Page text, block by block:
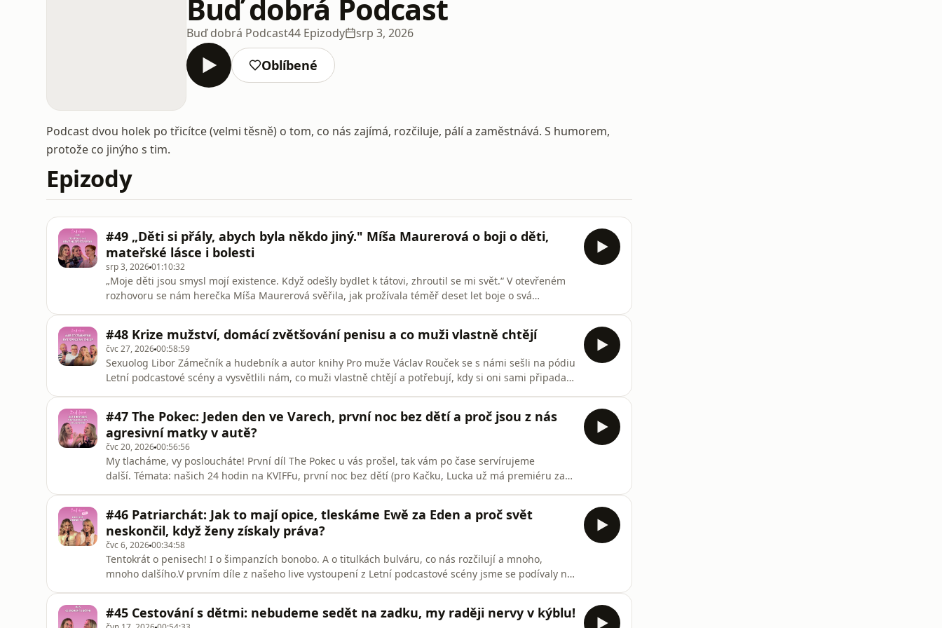
Buď dobrá Podcast
Buď dobrá Podcast44 Epizody srp 3, 2026
Oblíbené
Podcast dvou holek po třicítce (velmi těsně) o tom, co nás zajímá, rozčiluje, pálí a zaměstnává. S humorem,
protože co jinýho s tim.
Epizody
#49 „Děti si přály, abych byla někdo jiný." Míša Maurerová o boji o děti,
mateřské lásce i bolesti
srp 3, 202601:10:32
„Moje děti jsou smysl mojí existence. Když odešly bydlet k tátovi, zhroutil se mi svět.“ V otevřeném
rozhovoru se nám herečka Míša Maurerová svěřila, jak prožívala téměř deset let boje o svá
malých dětí jsme se ptaly i na t
#48 Krize mužství, domácí zvětšování penisu a co muži vlastně chtějí
čvc 27, 202600:58:59
Sexuolog Libor Zámečník a hudebník a autor knihy Pro muže Václav Rouček se s námi sešli na pódiu
Letní podcastové scény a vysvětlili nám, co muži vlastně chtějí a potřebují, kdy si oni sami připadají
buddo
#47 The Pokec: Jeden den ve Varech, první noc bez dětí a proč jsou z nás
agresivní matky v autě?
čvc 20, 202600:56:56
My tlacháme, vy posloucháte! První díl The Pokec u vás prošel, tak vám po čase servírujeme
další. Témata: našich 24 hodin na KVIFFu, první noc bez dětí (pro Kačku, Lucka už má premiéru za
jsme občas agresivn
#46 Patriarchát: Jak to mají opice, tleskáme Ewě za Eden a proč svět
neskončil, když ženy získaly práva?
čvc 6, 202600:34:58
Tentokrát o penisech! I o šimpanzích bonobo. A o titulkách bulváru, co nás rozčilují a mnoho,
mnoho dalšího.V prvním díle z našeho live vystoupení z Letní podcastové scény jsme se podívaly na
ser
#45 Cestování s dětmi: nebudeme sedět na zadku, my raději nervy v kýblu!